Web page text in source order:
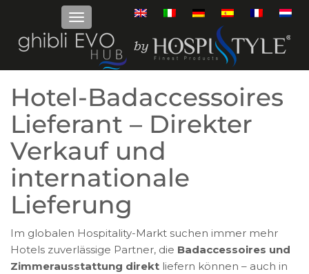
Hotel-Badaccessoires
Lieferant – Direkter
Verkauf und
internationale
Lieferung
Im globalen Hospitality-Markt suchen immer mehr
Hotels zuverlässige Partner, die Badaccessoires und
Zimmerausstattung direkt liefern können – auch in